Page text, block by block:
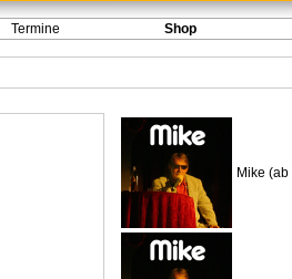
Termine Shop
Mike